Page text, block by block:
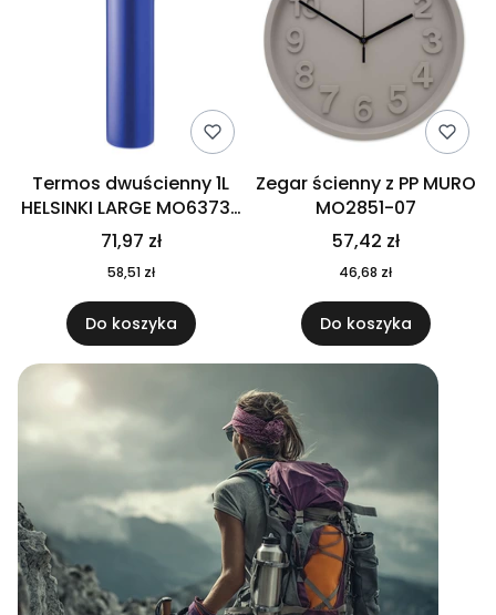
Termos dwuścienny 1L
HELSINKI LARGE MO6373-
04
71,97 zł
58,51 zł
Do koszyka
Zegar ścienny z PP MURO
MO2851-07
57,42 zł
46,68 zł
Do koszyka